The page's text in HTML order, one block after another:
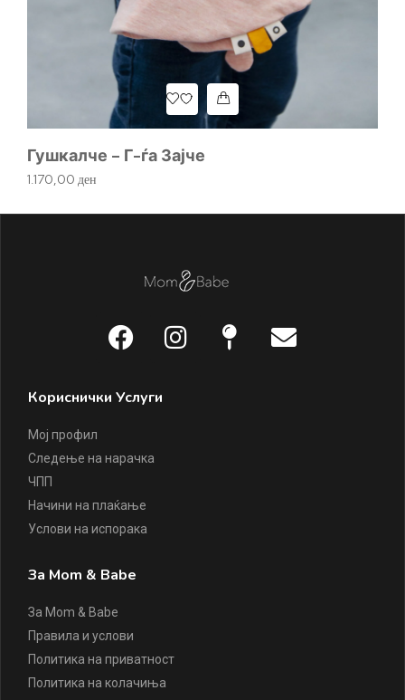
Гушкалче – Г-ѓа Зајче
1.170,00 ден
Кориснички Услуги
Мој профил
Следење на нарачка
ЧПП
Начини на плаќање
Услови на испорака
За Mom & Babe
За Mom & Babe
Правила и услови
Политика на приватност
Политика на колачиња